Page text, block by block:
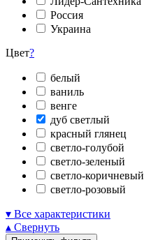
Россия
Украина
Цвет?
белый
ваниль
венге
дуб светлый
красный глянец
светло-голубой
светло-зеленый
светло-коричневый
светло-розовый
▾ Все характеристики
▴ Свернуть